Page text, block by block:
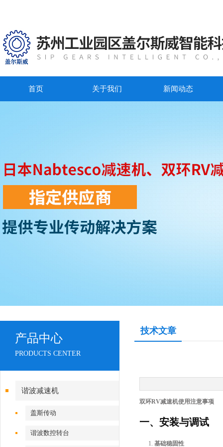
首页 关于我们 新闻动态
产品中心
PRODUCTS CENTER
谐波减速机
盖斯传动
谐波数控转台
技术文章
双环RV减速机使用注意事项
一、安装与调试
基础稳固性